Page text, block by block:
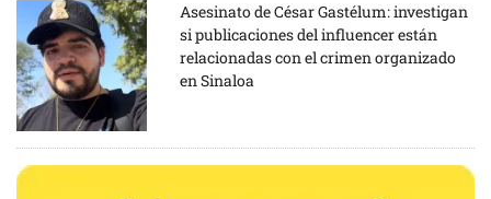
Asesinato de César Gastélum: investigan
si publicaciones del influencer están
relacionadas con el crimen organizado
en Sinaloa